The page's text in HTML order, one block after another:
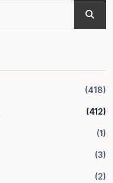
(418)
(412)
(1)
(3)
(2)